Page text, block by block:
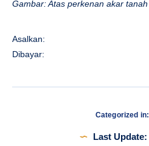
Gambar: Atas perkenan akar tanah
Asalkan:
Dibayar:
Categorized in:
Last Update: